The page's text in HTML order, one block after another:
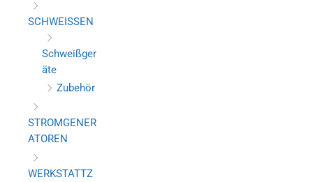
SCHWEISSEN
Schweißger
äte
Zubehör
STROMGENER
ATOREN
WERKSTATTZ